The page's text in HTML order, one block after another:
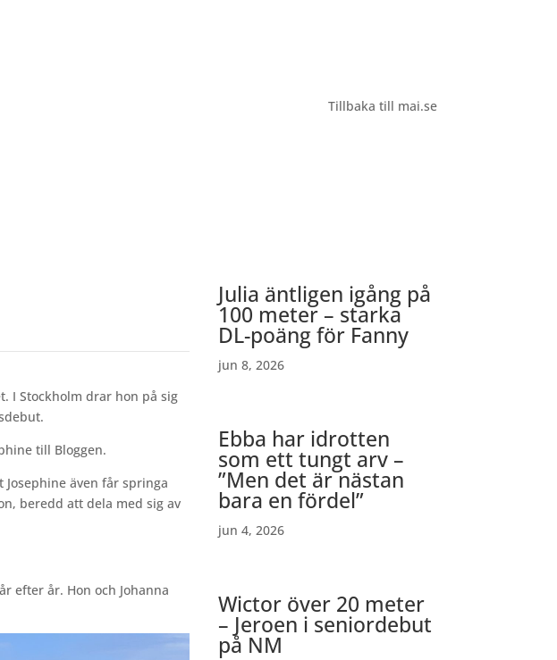
Tillbaka till mai.se
I Stockholm drar hon på sig
till Bloggen.
Josephine även får springa
beredd att dela med sig av
efter år. Hon och Johanna
Julia äntligen igång på
100 meter – starka
DL-poäng för Fanny
jun 8, 2026
Ebba har idrotten
som ett tungt arv –
”Men det är nästan
bara en fördel”
jun 4, 2026
Wictor över 20 meter
– Jeroen i seniordebut
på NM